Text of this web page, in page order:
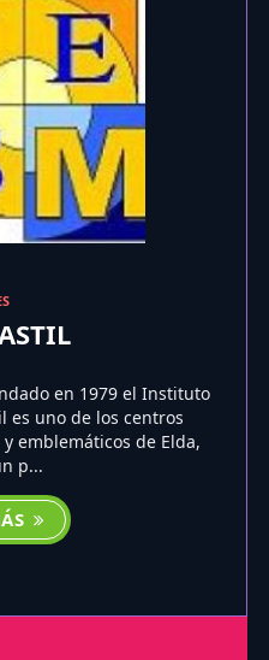
en 1979 el Instituto
es uno de los centros
emblemáticos de Elda,
p...